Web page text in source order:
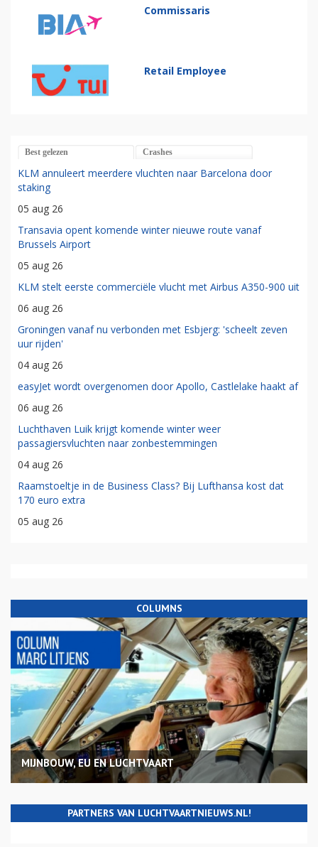
Commissaris
Retail Employee
Best gelezen Crashes
KLM annuleert meerdere vluchten naar Barcelona door
staking
05 aug 26
Transavia opent komende winter nieuwe route vanaf
Brussels Airport
05 aug 26
KLM stelt eerste commerciële vlucht met Airbus A350-900 uit
06 aug 26
Groningen vanaf nu verbonden met Esbjerg: 'scheelt zeven
uur rijden'
04 aug 26
easyJet wordt overgenomen door Apollo, Castlelake haakt af
06 aug 26
Luchthaven Luik krijgt komende winter weer
passagiersvluchten naar zonbestemmingen
04 aug 26
Raamstoeltje in de Business Class? Bij Lufthansa kost dat
170 euro extra
05 aug 26
COLUMNS
MIJNBOUW, EU EN LUCHTVAART
PARTNERS VAN LUCHTVAARTNIEUWS.NL!